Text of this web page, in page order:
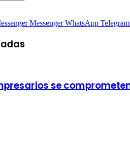
Messenger WhatsApp Telegram
se